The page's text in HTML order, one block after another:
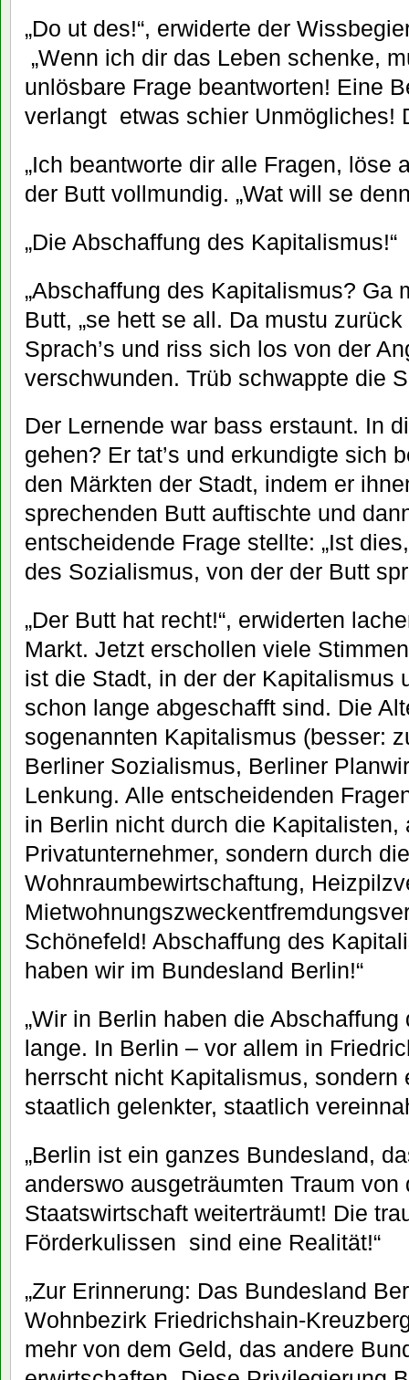
„Do ut des!“, erwiderte der
„Wenn ich dir das Leben schenke,
unlösbare Frage beantworten! Eine
verlangt etwas schier Unmögliches!
„Ich beantworte dir alle Fragen, löse
der Butt vollmundig. „Wat will se
„Die Abschaffung des Kapitalismus!“
„Abschaffung des Kapitalismus? Ga
Butt, „se hett se all. Da mustu
Sprach’s und riss sich los von der
verschwunden. Trüb schwappte die
Der Lernende war bass erstaunt. In
gehen? Er tat’s und erkundigte sich
den Märkten der Stadt, indem er
sprechenden Butt auftischte und
entscheidende Frage stellte: „Ist
des Sozialismus, von der der Butt
„Der Butt hat recht!“, erwiderten
Markt. Jetzt erschollen viele
ist die Stadt, in der der Kapitalismus
schon lange abgeschafft sind. Die
sogenannten Kapitalismus (besser:
Berliner Sozialismus, Berliner
Lenkung. Alle entscheidenden
in Berlin nicht durch die Kapitalisten,
Privatunternehmer, sondern durch
Wohnraumbewirtschaftung,
Schönefeld! Abschaffung des
haben wir im Bundesland Berlin!“
„Wir in Berlin haben die
lange. In Berlin – vor allem in
herrscht nicht Kapitalismus, sondern
staatlich gelenkter, staatlich
„Berlin ist ein ganzes Bundesland,
anderswo ausgeträumten Traum
Staatswirtschaft weiterträumt! Die
Förderkulissen sind eine Realität!“
„Zur Erinnerung: Das Bundesland
Wohnbezirk Friedrichshain-
mehr von dem Geld, das andere